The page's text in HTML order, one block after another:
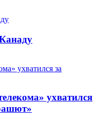
ухватился